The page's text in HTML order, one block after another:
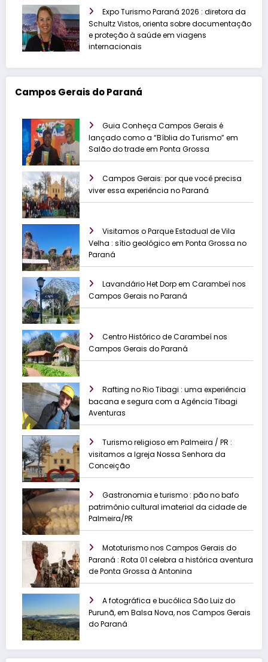
Expo Turismo Paraná 2026 : diretora da
Schultz Vistos, orienta sobre documentação
e proteção à saúde em viagens
internacionais
Campos Gerais do Paraná
Guia Conheça Campos Gerais é
lançado como a “Bíblia do Turismo” em
Salão do trade em Ponta Grossa
Campos Gerais: por que você precisa
viver essa experiência no Paraná
Visitamos o Parque Estadual de Vila
Velha : sítio geológico em Ponta Grossa no
Paraná
Lavandário Het Dorp em Carambeí nos
Campos Gerais no Paraná
Centro Histórico de Carambeí nos
Campos Gerais do Paraná
Rafting no Rio Tibagi : uma experiência
bacana e segura com a Agência Tibagi
Aventuras
Turismo religioso em Palmeira / PR :
visitamos a Igreja Nossa Senhora da
Conceição
Gastronomia e turismo : pão no bafo
patrimônio cultural imaterial da cidade de
Palmeira/PR
Mototurismo nos Campos Gerais do
Paraná : Rota 01 celebra a histórica aventura
de Ponta Grossa à Antonina
A fotográfica e bucólica São Luiz do
Purunã, em Balsa Nova, nos Campos Gerais
do Paraná